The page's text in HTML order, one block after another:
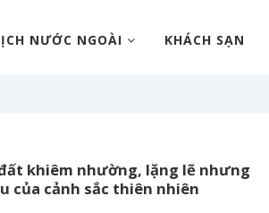
NƯỚC NGOÀI KHÁCH SẠN
đất khiêm nhường, lặng lẽ nhưng
của cảnh sắc thiên nhiên